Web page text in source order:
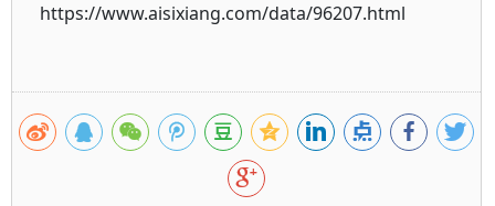
https://www.aisixiang.com/data/96207.html